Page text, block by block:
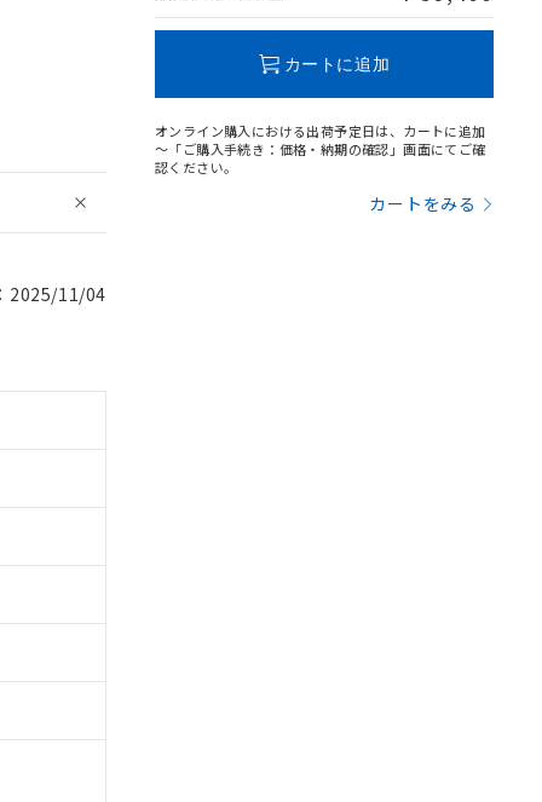
2025/11/04
カートに追加
オンライン購入における出荷予定日は、カートに追加
～「ご購入手続き：価格・納期の確認」画面にてご確
認ください。
カートをみる